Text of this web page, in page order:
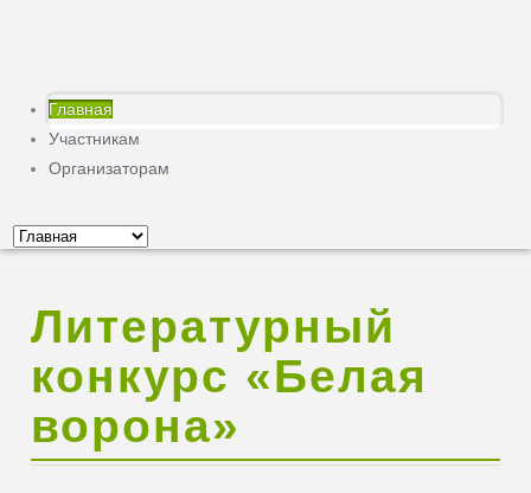
Главная
Участникам
Организаторам
Литературный
конкурс «Белая
ворона»